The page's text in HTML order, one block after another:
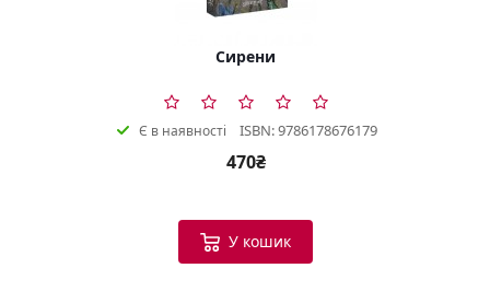
Сирени
Є в наявності ISBN: 9786178676179
470₴
У кошик